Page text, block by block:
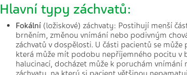
Hlavní typy záchvatů:
Fokální (ložiskové) záchvaty: Postihují menší
brněním, změnou vnímání nebo podivným
záchvatů v dospělosti. U části pacientů se
která může mít podobu nepříjemného pocitu v
halucinací, docházet může k poruchám